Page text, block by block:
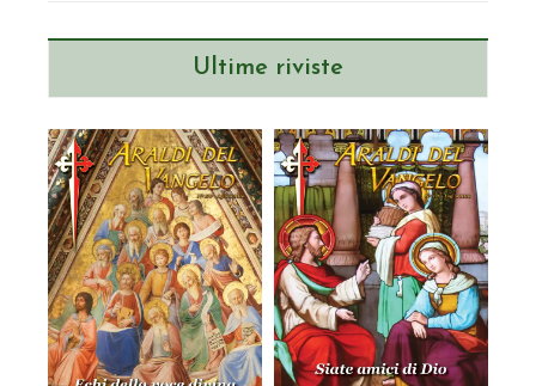
Ultime riviste